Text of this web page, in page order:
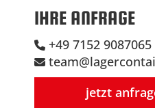
IHRE ANFRAGE
+49 7152 9087065
jetzt